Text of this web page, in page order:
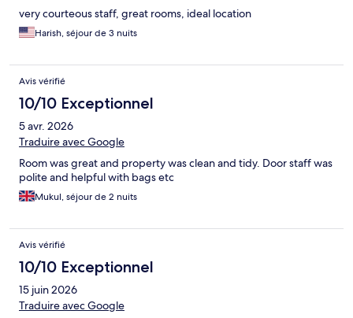
very courteous staff, great rooms, ideal location
Harish, séjour de 3 nuits
Avis vérifié
10/10 Exceptionnel
5 avr. 2026
Traduire avec Google
Room was great and property was clean and tidy. Door staff was
polite and helpful with bags etc
Mukul, séjour de 2 nuits
Avis vérifié
10/10 Exceptionnel
15 juin 2026
Traduire avec Google